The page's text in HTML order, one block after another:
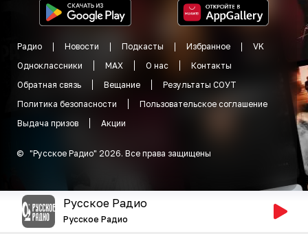
Радио Новости Подкасты Избранное
VK
Одноклассники
MAX О нас
Контакты
Обратная связь
Вещание
Результаты СОУТ
Политика безопасности
Пользовательское соглашение
Выдача призов
Акции
© "Русское Радио" 2026. Все права защищены
Русское Радио
Русское Радио